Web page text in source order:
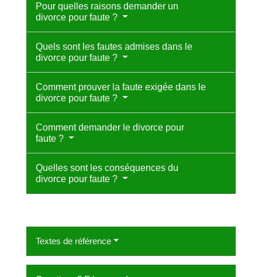
Pour quelles raisons demander un
divorce pour faute ?
Quels sont les fautes admises dans le
divorce pour faute ?
Comment prouver la faute exigée dans le
divorce pour faute ?
Comment demander le divorce pour
faute ?
Quelles sont les conséquences du
divorce pour faute ?
Textes de référence